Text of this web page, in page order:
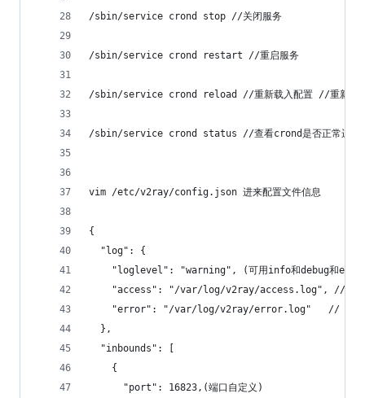
/sbin/service crond stop //关闭服务
/sbin/service crond restart //重启服务
/sbin/service crond reload //重新载入配置 //重新载
/sbin/service crond status //查看crond是否正常运行
vim /etc/v2ray/config.json 进来配置文件信息
{
  "log": {
"loglevel": "warning", (可用info和debug和
"access": "/var/log/v2ray/access.log", // 这
"error": "/var/log/v2ray/error.log"   // 这
  },
  "inbounds": [
    {
      "port": 16823,(端口自定义)